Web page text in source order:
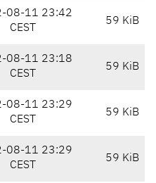
08-11 23:42
CEST
59 KiB
08-11 23:18
CEST
59 KiB
08-11 23:29
CEST
59 KiB
08-11 23:29
CEST
59 KiB